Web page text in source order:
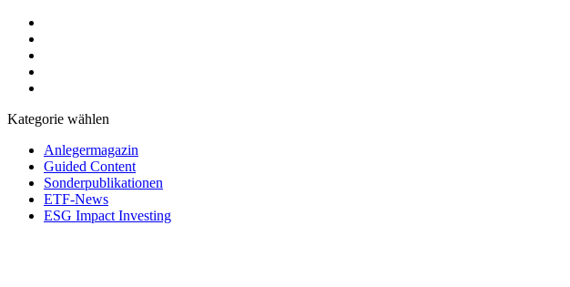
Kategorie wählen
Anlegermagazin
Guided Content
Sonderpublikationen
ETF-News
ESG Impact Investing